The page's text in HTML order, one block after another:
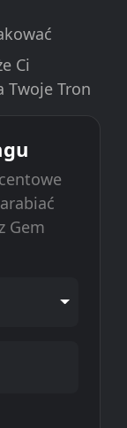
Ci
Twoje Tron
Gem